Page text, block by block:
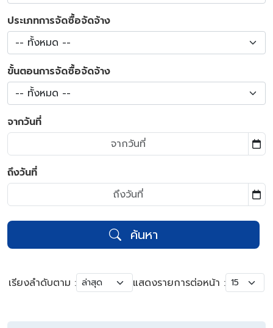
ประเภทการจัดซื้อจัดจ้าง
-- ทั้งหมด --
ขั้นตอนการจัดซื้อจัดจ้าง
-- ทั้งหมด --
จากวันที่
ถึงวันที่
ค้นหา
เรียงลำดับตาม : แสดงรายการต่อหน้า :